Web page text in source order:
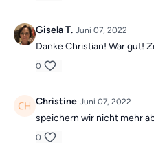
Gisela T. Juni 07, 2022
Danke Christian! War gut!
0
Christine Juni 07, 2022
speichern wir nicht mehr
0